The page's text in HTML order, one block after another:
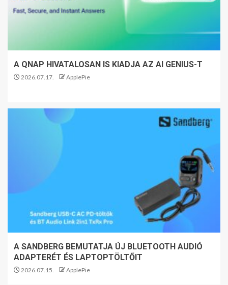
A QNAP HIVATALOSAN IS KIADJA AZ AI GENIUS-T
2026.07.17. ApplePie
A SANDBERG BEMUTATJA ÚJ BLUETOOTH AUDIÓ
ADAPTERÉT ÉS LAPTOPTÖLTŐIT
2026.07.15. ApplePie